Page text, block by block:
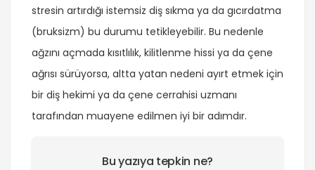
stresin artırdığı istemsiz diş sıkma ya da gıcırdatma
(bruksizm) bu durumu tetikleyebilir. Bu nedenle
ağzını açmada kısıtlılık, kilitlenme hissi ya da çene
ağrısı sürüyorsa, altta yatan nedeni ayırt etmek için
bir diş hekimi ya da çene cerrahisi uzmanı
tarafından muayene edilmen iyi bir adımdır.
Bu yazıya tepkin ne?